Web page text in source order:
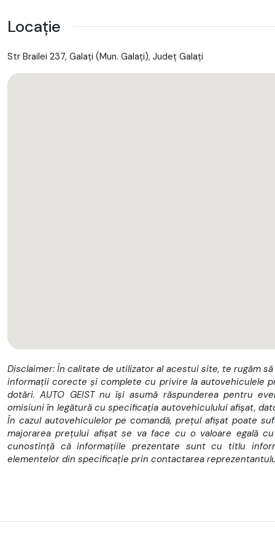
Posibilitate extindere GARANTIE pana la 36 luni
VIN / Serie șasiu WV1ZZZ2KZLX145870
Motor 1968 cm3 Diesel 75 CP
♦♦♦♦♦ DOTARI ♦♦♦♦♦
Cutie manuala 5+1
Clima pe 2 zone
Radio MP3 + USB + AUX
ABS, ESP, ASR, 2 Airbag-uri
Locație
Str Brailei 237, Galaţi (Mun. Galaţi), Județ Galaţi
Disclaimer: În calitate de utilizator al acestui site, te rugăm
informații corecte și complete cu privire la autovehiculele
dotări. AUTO GEIST nu își asumă răspunderea pentru
omisiuni în legătură cu specificația autovehiculului afișat,
În cazul autovehiculelor pe comandă, prețul afișat poate
majorarea prețului afișat se va face cu o valoare egală
cunostință că informațiile prezentate sunt cu titlu
elementelor din specificație prin contactarea